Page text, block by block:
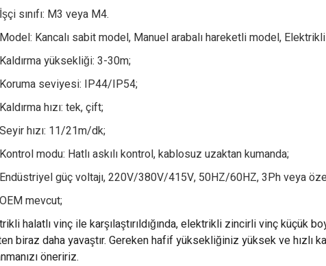
İşçi sınıfı: M3 veya M4.
Model: Kancalı sabit model, Manuel arabalı hareketli model,
Kaldırma yüksekliği: 3-30m;
Koruma seviyesi: IP44/IP54;
Kaldırma hızı: tek, çift;
Seyir hızı: 11/21m/dk;
Kontrol modu: Hatlı askılı kontrol, kablosuz uzaktan kumanda;
Endüstriyel güç voltajı, 220V/380V/415V, 50HZ/60HZ, 3Ph veya
OEM mevcut;
halatlı vinç ile karşılaştırıldığında, elektrikli zincirli vinç küçük
biraz daha yavaştır. Gereken hafif yüksekliğiniz yüksek ve hızlı
öneririz.